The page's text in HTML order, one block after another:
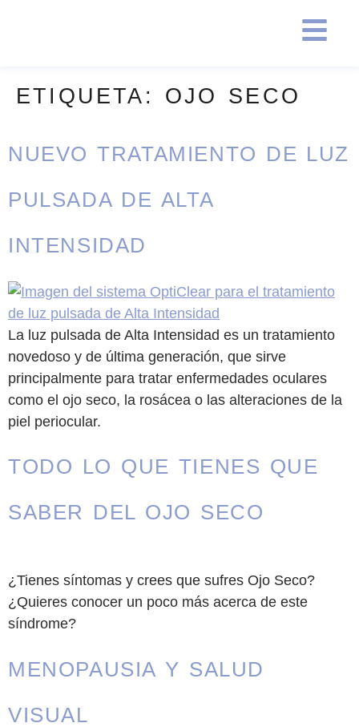
ETIQUETA: OJO SECO
NUEVO TRATAMIENTO DE LUZ
PULSADA DE ALTA
INTENSIDAD
La luz pulsada de Alta Intensidad es un tratamiento
novedoso y de última generación, que sirve
principalmente para tratar enfermedades oculares
como el ojo seco, la rosácea o las alteraciones de la
piel periocular.
TODO LO QUE TIENES QUE
SABER DEL OJO SECO
¿Tienes síntomas y crees que sufres Ojo Seco?
¿Quieres conocer un poco más acerca de este
síndrome?
MENOPAUSIA Y SALUD
VISUAL